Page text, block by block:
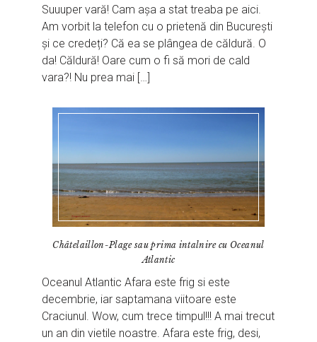
Suuuper vară! Cam așa a stat treaba pe aici.
Am vorbit la telefon cu o prietenă din București
și ce credeți? Că ea se plângea de căldură. O
da! Căldură! Oare cum o fi să mori de cald
vara?! Nu prea mai […]
Châtelaillon-Plage sau prima intalnire cu Oceanul
Atlantic
Oceanul Atlantic Afara este frig si este
decembrie, iar saptamana viitoare este
Craciunul. Wow, cum trece timpul!!! A mai trecut
un an din vietile noastre. Afara este frig, desi,